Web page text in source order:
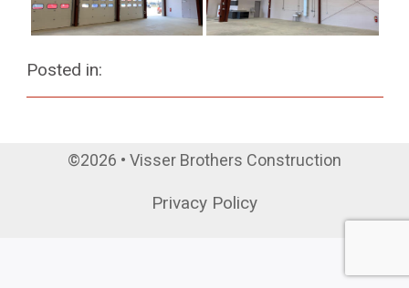
Posted in:
©2026 • Visser Brothers Construction
Privacy Policy